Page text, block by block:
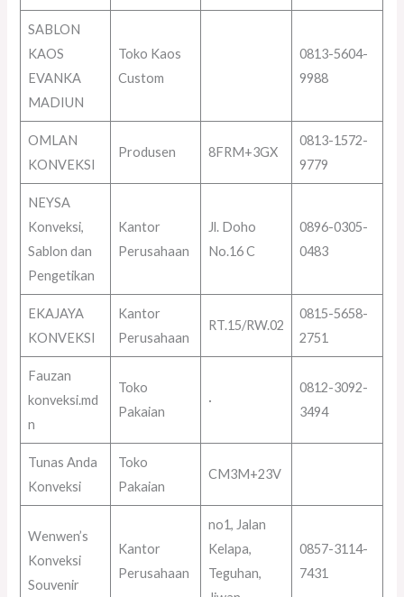
SABLON
KAOS
EVANKA
MADIUN
Toko Kaos
Custom
0813-5604-
9988
OMLAN
KONVEKSI
Produsen 8FRM+3GX
0813-1572-
9779
NEYSA
Konveksi,
Sablon dan
Pengetikan
Kantor
Perusahaan
Jl. Doho
No.16 C
0896-0305-
0483
EKAJAYA
KONVEKSI
Kantor
Perusahaan
RT.15/RW.02
0815-5658-
2751
Fauzan
konveksi.md
n
Toko
Pakaian
·
0812-3092-
3494
Tunas Anda
Konveksi
Toko
Pakaian
CM3M+23V
Wenwen’s
Konveksi
Souvenir
Kantor
Perusahaan
no1, Jalan
Kelapa,
Teguhan,
0857-3114-
7431